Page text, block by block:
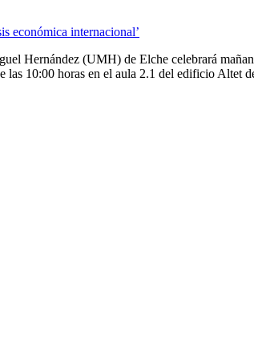
económica internacional’
Hernández (UMH) de Elche celebrará
las 10:00 horas en el aula 2.1 del edificio Altet